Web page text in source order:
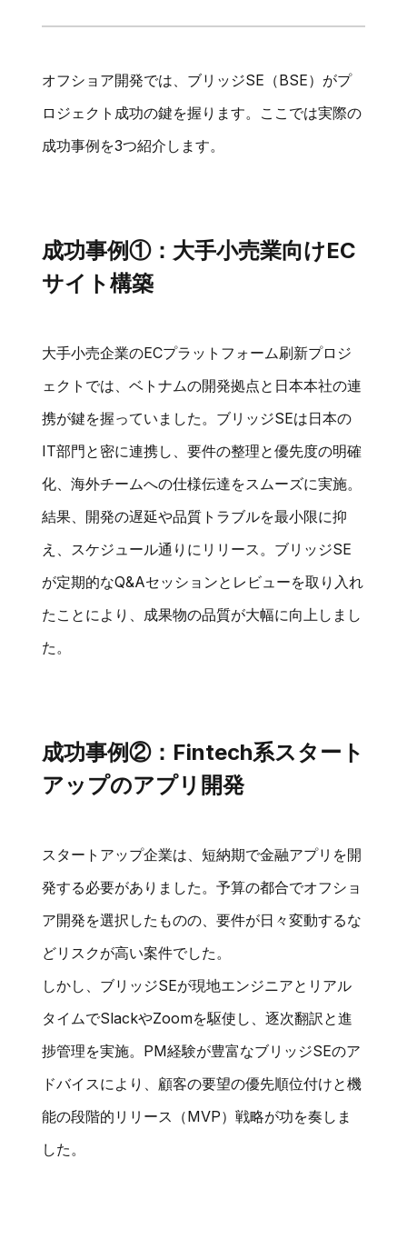
オフショア開発では、ブリッジSE（BSE）がプ
ロジェクト成功の鍵を握ります。ここでは実際の
成功事例を3つ紹介します。
成功事例①：大手小売業向けEC
サイト構築
大手小売企業のECプラットフォーム刷新プロジ
ェクトでは、ベトナムの開発拠点と日本本社の連
携が鍵を握っていました。ブリッジSEは日本の
IT部門と密に連携し、要件の整理と優先度の明確
化、海外チームへの仕様伝達をスムーズに実施。
結果、開発の遅延や品質トラブルを最小限に抑
え、スケジュール通りにリリース。ブリッジSE
が定期的なQ&Aセッションとレビューを取り入れ
たことにより、成果物の品質が大幅に向上しまし
た。
成功事例②：Fintech系スタート
アップのアプリ開発
スタートアップ企業は、短納期で金融アプリを開
発する必要がありました。予算の都合でオフショ
ア開発を選択したものの、要件が日々変動するな
どリスクが高い案件でした。
しかし、ブリッジSEが現地エンジニアとリアル
タイムでSlackやZoomを駆使し、逐次翻訳と進
捗管理を実施。PM経験が豊富なブリッジSEのア
ドバイスにより、顧客の要望の優先順位付けと機
能の段階的リリース（MVP）戦略が功を奏しま
した。